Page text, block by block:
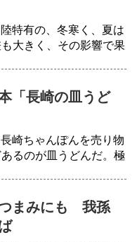
特有の、冬寒く、夏は
大きく、その影響で果
「長崎の皿うど
崎ちゃんぽんを売り物
るのが皿うどんだ。極
つまみにも 我孫